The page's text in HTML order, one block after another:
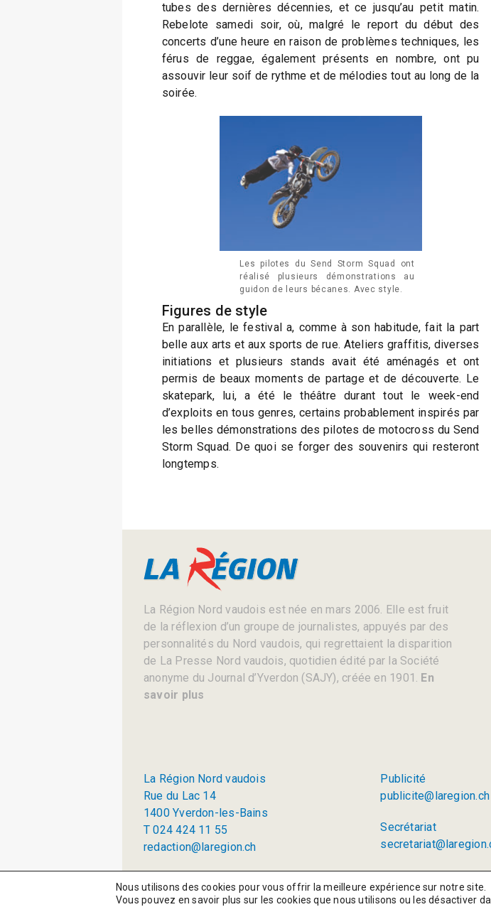
tubes des dernières décennies, et ce jusqu’au petit matin.
Rebelote samedi soir, où, malgré le report du début des
concerts d’une heure en raison de problèmes techniques, les
férus de reggae, également présents en nombre, ont pu
assouvir leur soif de rythme et de mélodies tout au long de la
soirée.
Les pilotes du Send Storm Squad ont
réalisé plusieurs démonstrations au
guidon de leurs bécanes. Avec style.
Figures de style
En parallèle, le festival a, comme à son habitude, fait la part
belle aux arts et aux sports de rue. Ateliers graffitis, diverses
initiations et plusieurs stands avait été aménagés et ont
permis de beaux moments de partage et de découverte. Le
skatepark, lui, a été le théâtre durant tout le week-end
d’exploits en tous genres, certains probablement inspirés par
les belles démonstrations des pilotes de motocross du Send
Storm Squad. De quoi se forger des souvenirs qui resteront
longtemps.
La Région Nord vaudois est née en mars 2006. Elle est fruit
de la réflexion d’un groupe de journalistes, appuyés par des
personnalités du Nord vaudois, qui regrettaient la disparition
de La Presse Nord vaudois, quotidien édité par la Société
anonyme du Journal d’Yverdon (SAJY), créée en 1901. En
savoir plus
La Région Nord vaudois
Rue du Lac 14
1400 Yverdon-les-Bains
T 024 424 11 55
redaction@laregion.ch
Publicité
publicite@laregion.ch
Secrétariat
Nous utilisons des cookies pour vous offrir la meilleure expérience sur notre site.
Vous pouvez en savoir plus sur les cookies que nous utilisons ou les désactiver